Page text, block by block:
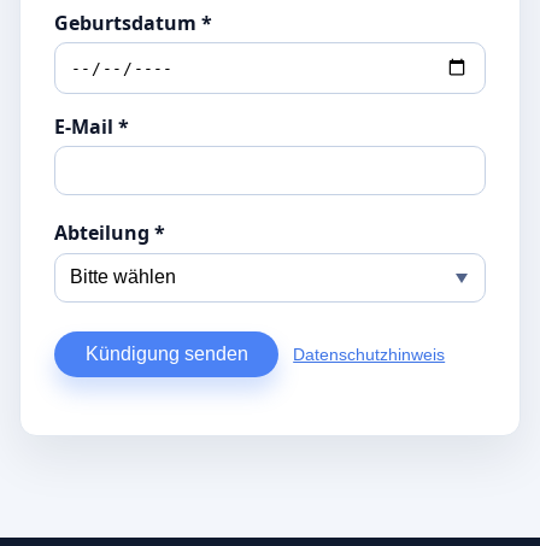
Geburtsdatum *
E-Mail *
Abteilung *
Kündigung senden Datenschutzhinweis